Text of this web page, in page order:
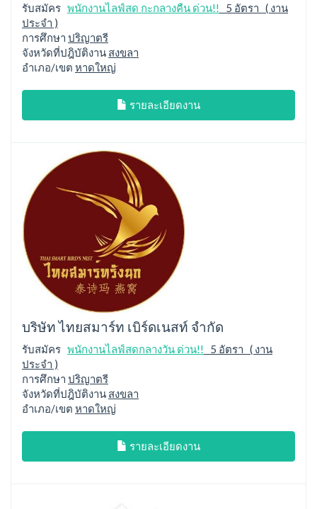
รับสมัคร พนักงานไลฟ์สด กะกลางคืน ด่วน!!
5 อัตรา ( งาน
ประจำ )
การศึกษา ปริญาตรี
จังหวัดที่ปฎิบัติงาน สงขลา
อำเภอ/เขต หาดใหญ่
รายละเอียดงาน
บริษัท ไทยสมาร์ท เบิร์ดเนสท์ จำกัด
รับสมัคร พนักงานไลฟ์สดกลางวัน ด่วน!!
5 อัตรา ( งาน
ประจำ )
การศึกษา ปริญาตรี
จังหวัดที่ปฎิบัติงาน สงขลา
อำเภอ/เขต หาดใหญ่
รายละเอียดงาน